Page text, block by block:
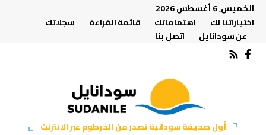
الخميس, 6 أغسطس 2026
اختياراتنا لك
اهتماماتك قائمة القراءة
سجلاتك
عن سودانايل
اتصل بنا
أول صحيفة سودانية تصدر من الخرطوم عبر الانترنت